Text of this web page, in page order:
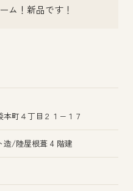
ム！新品です！
本町４丁目２１−１７
造/陸屋根葺 4 階建